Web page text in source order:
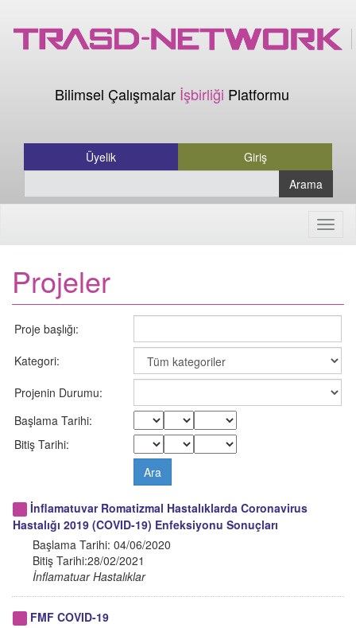
Bilimsel Çalışmalar İşbirliği Platformu
Giriş
Üyelik
Arama
Menü
Projeler
Proje başlığı:
Kategori:
Projenin Durumu:
Başlama Tarihi:
Bitiş Tarihi:
İnflamatuvar Romatizmal Hastalıklarda Coronavirus
Hastalığı 2019 (COVID-19) Enfeksiyonu Sonuçları
Başlama Tarihi: 04/06/2020
Bitiş Tarihi:28/02/2021
İnflamatuar Hastalıklar
FMF COVID-19